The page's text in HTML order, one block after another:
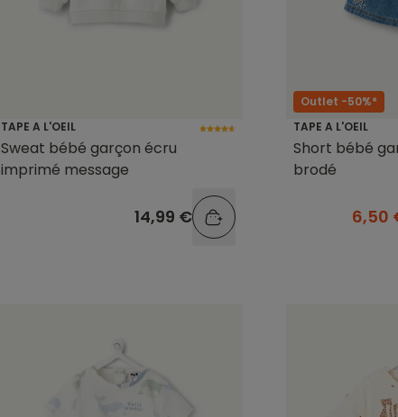
TAPE A L'OEIL
Sweat bébé garçon écru
imprimé message
14,99 €
Outlet -50%*
TAPE A L'OEIL
Short bébé
brodé
6,50